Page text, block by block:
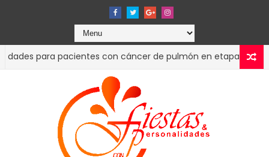
pacientes con cáncer de pulmón en etapas tempranas